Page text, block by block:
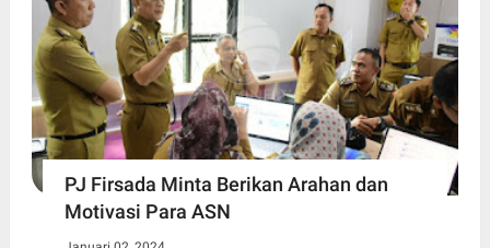
PJ Firsada Minta Berikan Arahan dan
Motivasi Para ASN